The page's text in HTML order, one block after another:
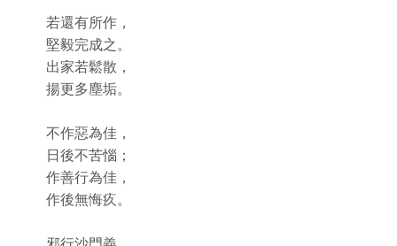
若還有所作，
堅毅完成之。
出家若鬆散，
揚更多塵垢。
不作惡為佳，
日後不苦惱；
作善行為佳，
作後無悔疚。